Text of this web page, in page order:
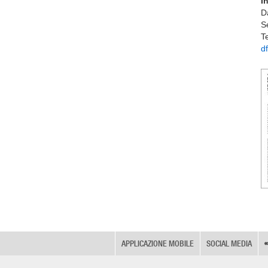
APPLICAZIONE MOBILE SOCIAL MEDIA